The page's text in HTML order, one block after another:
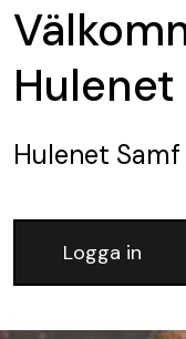
Hulenet Samf
Logga in